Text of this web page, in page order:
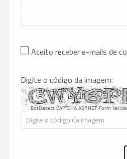
Aceito receber e-mails de
Digite o código da imagem:
BotDetect CAPTCHA ASP.NET Form